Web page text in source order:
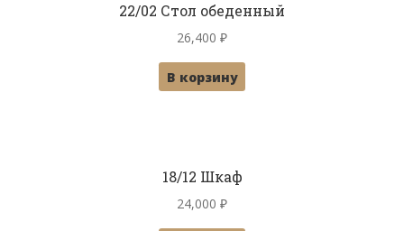
22/02 Стол обеденный
26,400 ₽
В корзину
18/12 Шкаф
24,000 ₽